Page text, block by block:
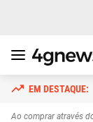
Ao comprar através